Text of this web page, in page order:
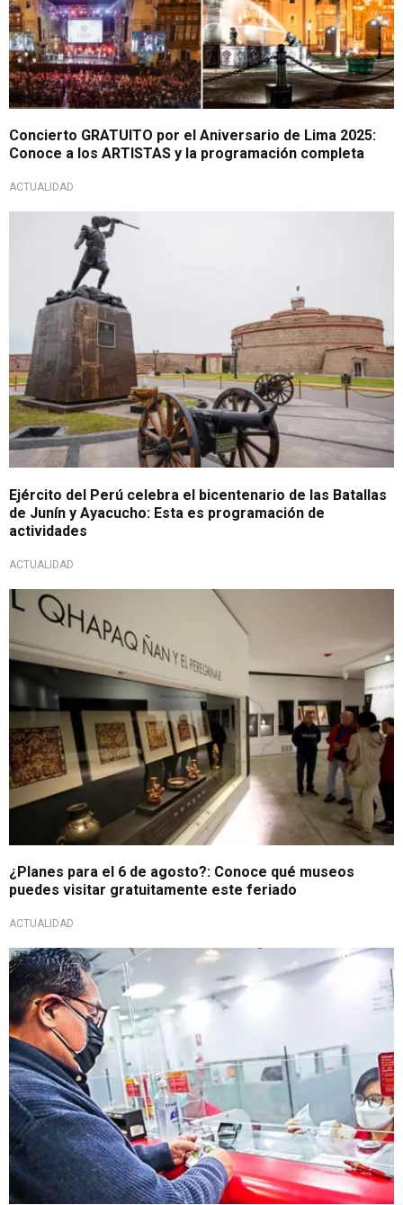
Concierto GRATUITO por el Aniversario de Lima 2025:
Conoce a los ARTISTAS y la programación completa
ACTUALIDAD
¡Listo para disfrutar!
Ejército del Perú celebra el bicentenario de las Batallas
de Junín y Ayacucho: Esta es programación de
actividades
ACTUALIDAD
Museos Abiertos
¿Planes para el 6 de agosto?: Conoce qué museos
puedes visitar gratuitamente este feriado
ACTUALIDAD
Resolución viceministerial